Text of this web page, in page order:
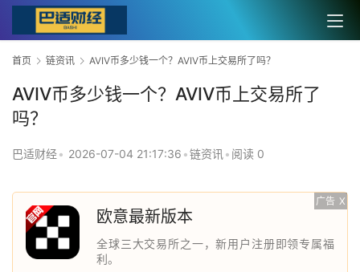
首页 链资讯 AVIV币多少钱一个？AVIV币上交易所了吗？
AVIV币多少钱一个？AVIV币上交易所了
吗？
巴适财经• 2026-07-04 21:17:36 •链资讯 • 阅读 0
广告 X
欧意最新版本
全球三大交易所之一，新用户注册即领专属福
利。